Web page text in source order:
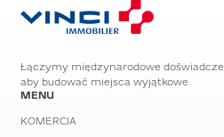
Łączymy międzynarodowe
aby budować miejsca wyjątkowe.
MENU
KOMERCJA